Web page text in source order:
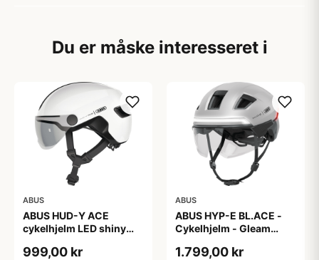
Du er måske interesseret i
ABUS
ABUS HUD-Y ACE
cykelhjelm LED shiny
999,00 kr
ABUS
ABUS HYP-E BL.ACE -
Cykelhjelm - Gleam
1.799,00 kr